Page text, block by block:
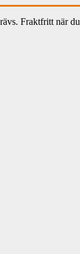
Fraktfritt när